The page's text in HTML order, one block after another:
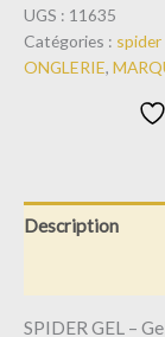
UGS : 11635
Catégories : spider
ONGLERIE,
Description
SPIDER GEL –